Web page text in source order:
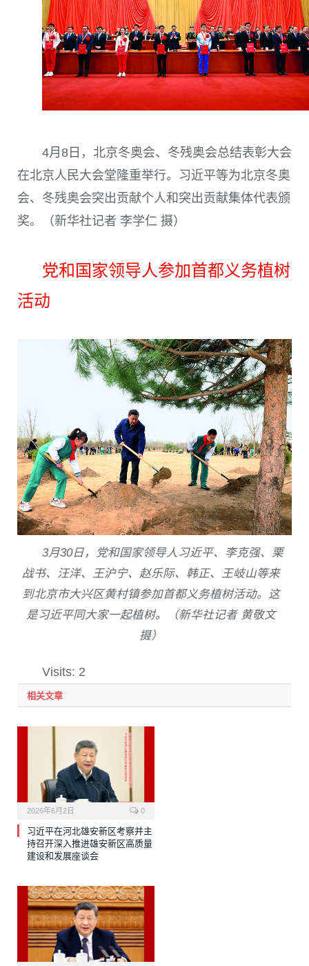
4月 8 日，北京冬奥会、冬残奥会总结表彰大会
在北京人民大会堂隆重举行。习近平等为北京冬奥
会、冬残奥会突出贡献个人和突出贡献集体代表颁
奖。（新华社记者 李学仁 摄）
党和国家领导人参加首都义务植树
活动
3月30日，党和国家领导人习近平、李克强、栗
战书、汪洋、王沪宁、赵乐际、韩正、王岐山等来
到北京市大兴区黄村镇参加首都义务植树活动。这
是习近平同大家一起植树。（新华社记者 黄敬文
摄）
Visits: 2
相关文章
2026年6月2日 0
习近平在河北雄安新区考察并主
持召开深入推进雄安新区高质量
建设和发展座谈会